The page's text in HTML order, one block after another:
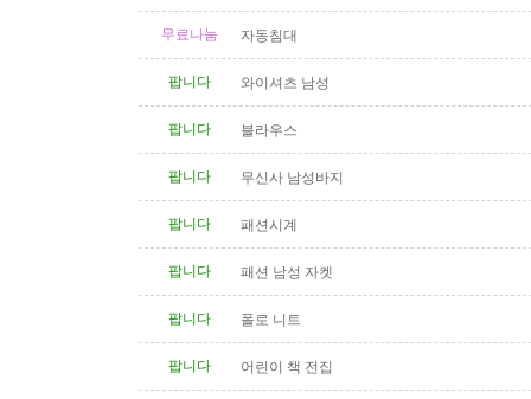
무료나눔 자동침대
팝니다 와이셔츠 남성
팝니다 블라우스
팝니다 무신사 남성바지
팝니다 패션시계
팝니다 패션 남성 자켓
팝니다 폴로 니트
팝니다 어린이 책 전집